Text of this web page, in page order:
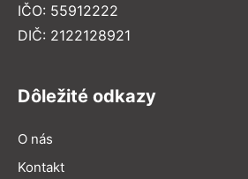
IČO: 55912222
DIČ: 2122128921
Dôležité odkazy
O nás
Kontakt